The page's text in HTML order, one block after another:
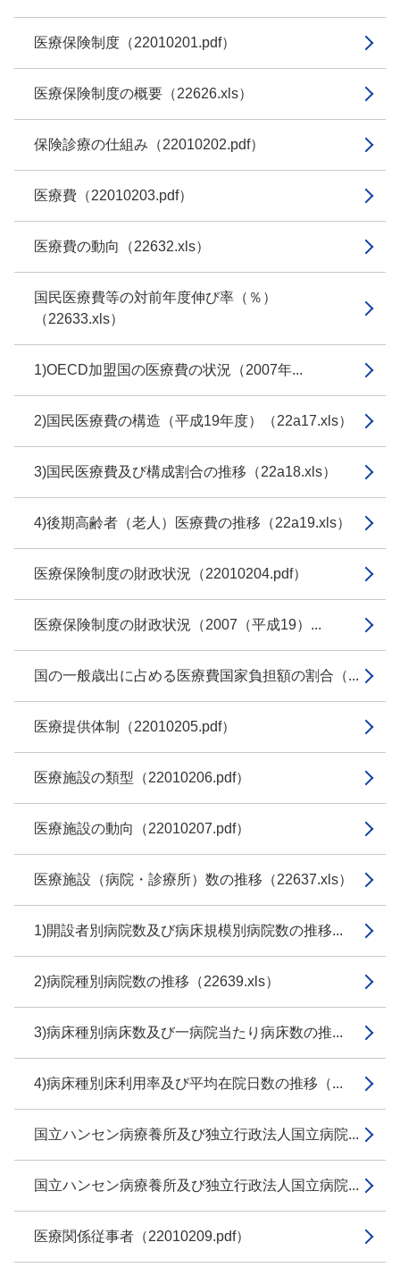
医療保険制度（22010201.pdf）
医療保険制度の概要（22626.xls）
保険診療の仕組み（22010202.pdf）
医療費（22010203.pdf）
医療費の動向（22632.xls）
国民医療費等の対前年度伸び率（％）
（22633.xls）
1)OECD加盟国の医療費の状況（2007年...
2)国民医療費の構造（平成19年度）（22a17.xls）
3)国民医療費及び構成割合の推移（22a18.xls）
4)後期高齢者（老人）医療費の推移（22a19.xls）
医療保険制度の財政状況（22010204.pdf）
医療保険制度の財政状況（2007（平成19）...
国の一般歳出に占める医療費国家負担額の割合（...
医療提供体制（22010205.pdf）
医療施設の類型（22010206.pdf）
医療施設の動向（22010207.pdf）
医療施設（病院・診療所）数の推移（22637.xls）
1)開設者別病院数及び病床規模別病院数の推移...
2)病院種別病院数の推移（22639.xls）
3)病床種別病床数及び一病院当たり病床数の推...
4)病床種別床利用率及び平均在院日数の推移（...
国立ハンセン病療養所及び独立行政法人国立病院...
国立ハンセン病療養所及び独立行政法人国立病院...
医療関係従事者（22010209.pdf）